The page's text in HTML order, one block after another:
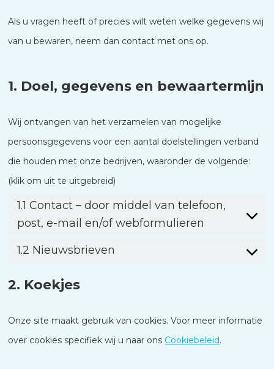
Als u vragen heeft of precies wilt weten welke gegevens wij
van u bewaren, neem dan contact met ons op.
1. Doel, gegevens en bewaartermijn
Wij ontvangen van het verzamelen van mogelijke
persoonsgegevens voor een aantal doelstellingen verband
die houden met onze bedrijven, waaronder de volgende:
(klik om uit te uitgebreid)
1.1 Contact – door middel van telefoon,
post, e-mail en/of webformulieren
1.2 Nieuwsbrieven
2. Koekjes
Onze site maakt gebruik van cookies. Voor meer informatie
over cookies specifiek wij u naar ons Cookiebeleid.